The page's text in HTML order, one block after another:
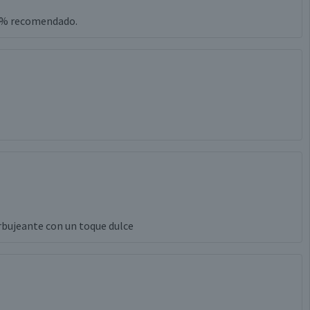
recomendado.
con un toque dulce